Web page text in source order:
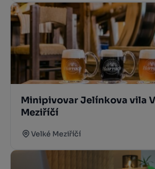
Minipivovar Jelínkova vila
Meziříčí
Velké Meziříčí